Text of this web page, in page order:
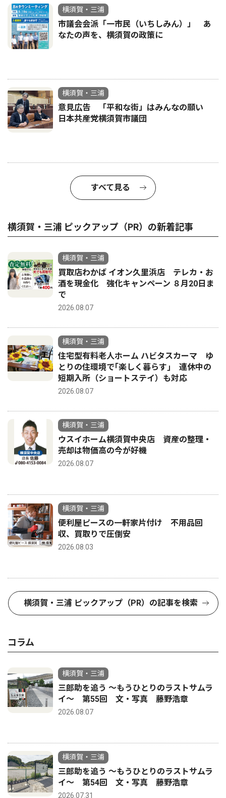
横須賀・三浦
市議会会派「一市民（いちしみん）」 あ
なたの声を、横須賀の政策に
横須賀・三浦
意見広告 「平和な街」はみんなの願い
日本共産党横須賀市議団
すべて見る
横須賀・三浦 ピックアップ（PR）の新着記事
横須賀・三浦
買取店わかば イオン久里浜店 テレカ・お
酒を現金化 強化キャンペーン ８月20日ま
で
2026.08.07
横須賀・三浦
住宅型有料老人ホーム ハビタスカーマ ゆ
とりの住環境で｢楽しく暮らす｣ 連休中の
短期入所（ショートステイ）も対応
2026.08.07
横須賀・三浦
ウスイホーム横須賀中央店 資産の整理・
売却は物価高の今が好機
2026.08.07
横須賀・三浦
便利屋ピースの一軒家片付け 不用品回
収、買取りで圧倒安
2026.08.03
横須賀・三浦 ピックアップ（PR）の記事を検索
コラム
横須賀・三浦
三郎助を追う 〜もうひとりのラストサムラ
イ〜 第55回 文・写真 藤野浩章
2026.08.07
横須賀・三浦
三郎助を追う 〜もうひとりのラストサムラ
イ〜 第54回 文・写真 藤野浩章
2026.07.31